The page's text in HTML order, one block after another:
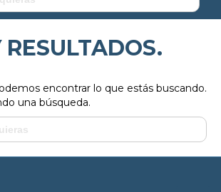
RESULTADOS.
encontrar lo que estás buscando.
una búsqueda.